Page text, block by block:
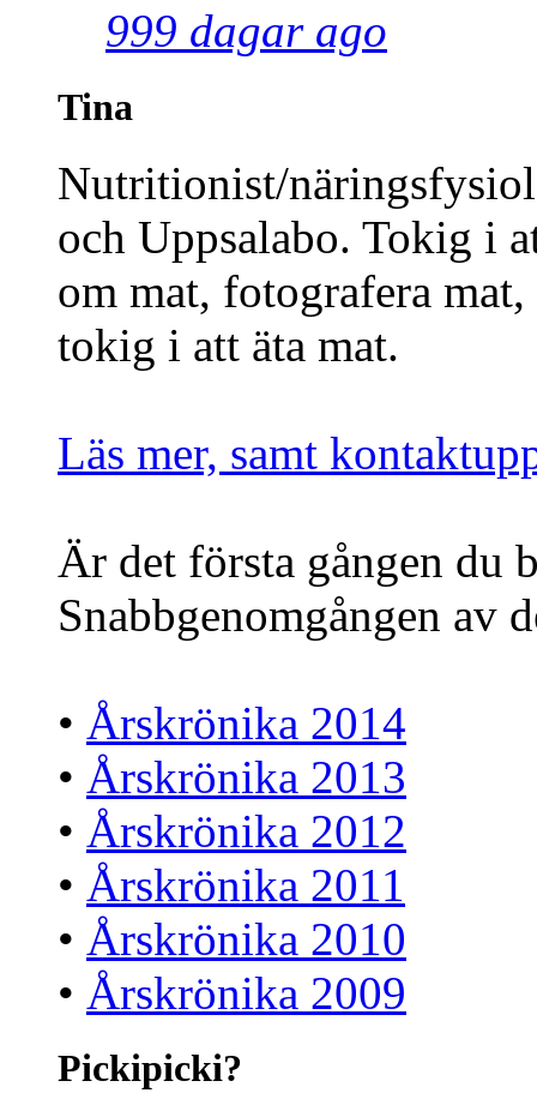
999 dagar ago
Tina
Nutritionist/
och Uppsalabo. Tokig i
om mat, fotografera
tokig i att äta mat.
Läs mer, samt
Är det första gången du
Snabbgenomgången av
• Årskrönika 2014
• Årskrönika 2013
• Årskrönika 2012
• Årskrönika 2011
• Årskrönika 2010
• Årskrönika 2009
Pickipicki?